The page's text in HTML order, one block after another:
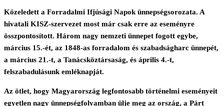
Közeledett a Forradalmi Ifjúsági Napok ünnepségsorozata. A
hivatali KISZ-szervezet most már csak erre az eseményre
összpontosított. Három nagy nemzeti ünnepet fogott egybe,
március 15.-ét, az 1848-as forradalom és szabadságharc ünnepét,
a március 21.-t, a Tanácsköztársaság, és április 4.-t,
felszabadulásunk emléknapját.
Az ötlet, hogy Magyarország legfontosabb történelmi eseményeit
egyetlen nagy ünnepségfolyamban ülje meg az ország, a Párt